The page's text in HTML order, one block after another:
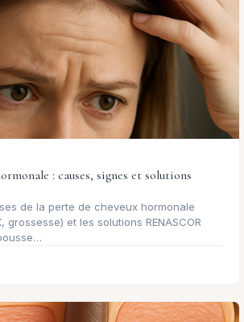
: causes, signes et solutions
de la perte de cheveux hormonale
grossesse) et les solutions RENASCOR